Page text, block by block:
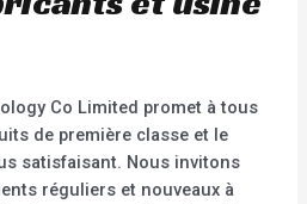
Co Limited promet à tous
de première classe et le
satisfaisant. Nous invitons
réguliers et nouveaux à